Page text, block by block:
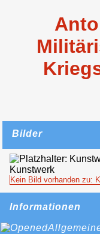
Bilder
Kein Bild vorhanden zu:
Informationen